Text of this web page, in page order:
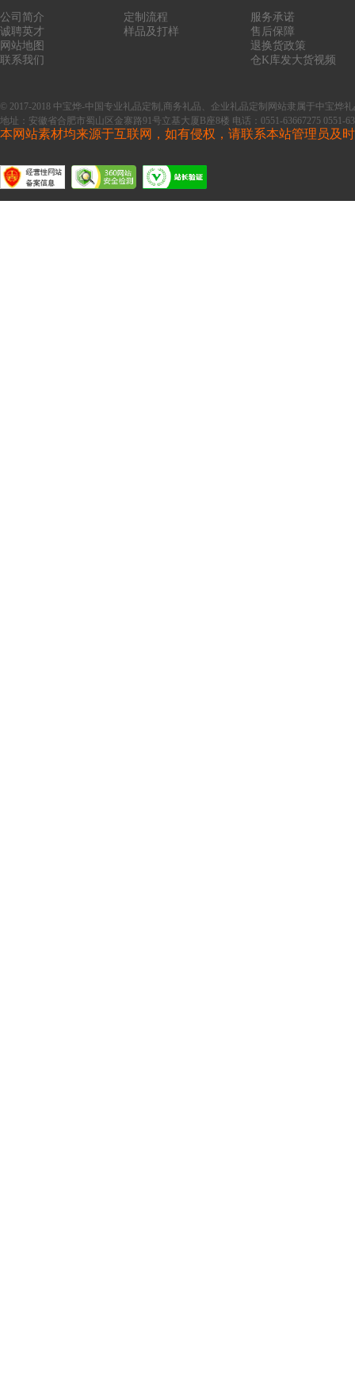
公司简介
诚聘英才
网站地图
联系我们
定制流程
样品及打样
服务承诺
售后保障
退换货政策
仓K库发大货视频
© 2017-2018 中宝烨-中国专业礼品定制,商务礼品、企业礼品定制网站隶属于中宝烨
地址：安徽省合肥市蜀山区金寨路91号立基大厦B座8楼 电话：0551-63667275 0551-
本网站素材均来源于互联网，如有侵权，请联系本站管理员及